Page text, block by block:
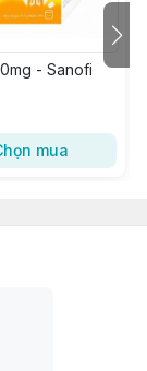
- Sanofi
mua